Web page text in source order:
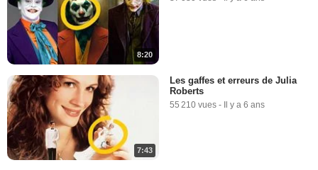
8:20
7:43
Les gaffes et erreurs de Julia
Roberts
55 210 vues - Il y a 6 ans